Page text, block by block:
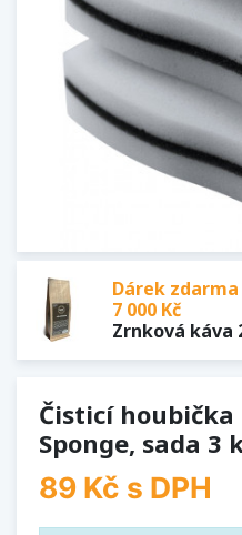
Dárek
7 000 Kč
Zrnková káva
Čisticí
Sponge, sada 3
89 Kč s DPH